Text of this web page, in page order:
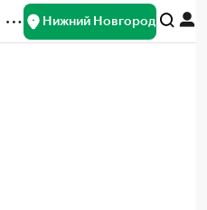
Нижний Новгород